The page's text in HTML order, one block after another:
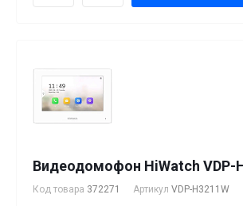
Видеодомофон HiWatch VDP-
Код товара 372271 Артикул VDP-H3211W